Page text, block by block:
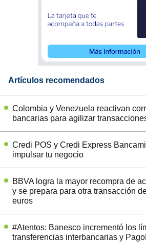
Artículos recomendados
Colombia y Venezuela reactivan
bancarias para agilizar
Credi POS y Credi Express
impulsar tu negocio
BBVA logra la mayor recompra de
y se prepara para otra transacción
euros
#Atentos: Banesco incrementó los
transferencias interbancarias y